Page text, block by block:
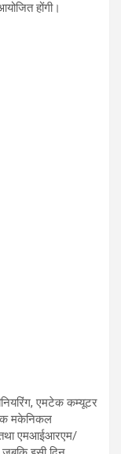
होंगी।
,एमटेक कम्यूटर
मकेनिकल
एमआईआरएम/